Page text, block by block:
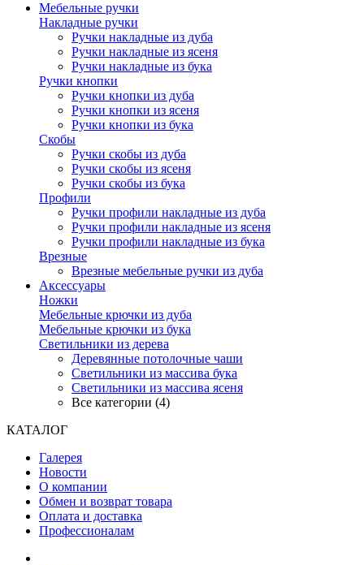
Мебельные ручки
Накладные ручки
Ручки накладные из дуба
Ручки накладные из ясеня
Ручки накладные из бука
Ручки кнопки
Ручки кнопки из дуба
Ручки кнопки из ясеня
Ручки кнопки из бука
Скобы
Ручки скобы из дуба
Ручки скобы из ясеня
Ручки скобы из бука
Профили
Ручки профили накладные из дуба
Ручки профили накладные из ясеня
Ручки профили накладные из бука
Врезные
Врезные мебельные ручки из дуба
Аксессуары
Ножки
Мебельные крючки из дуба
Мебельные крючки из бука
Светильники из дерева
Деревянные потолочные чаши
Светильники из массива бука
Светильники из массива ясеня
Все категории (4)
КАТАЛОГ
Галерея
Новости
О компании
Обмен и возврат товара
Оплата и доставка
Профессионалам